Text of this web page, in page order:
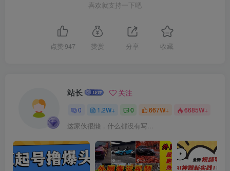
喜欢就支持一下吧
点赞 947 赞赏 分享 收藏
站长 关注
0 1.2W+ 0 667W+ 6685W+
这家伙很懒，什么都没有写...